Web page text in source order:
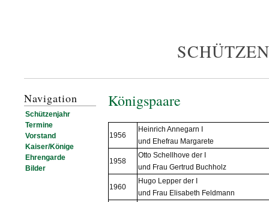
Königspaare
1956
Heinrich Annegarn I
und Ehefrau Margarete
1958
Otto Schellhove der I
und Frau Gertrud Buchholz
1960
Hugo Lepper der I
und Frau Elisabeth Feldmann
Navigation
Schützenjahr
Termine
Vorstand
Kaiser/Könige
Ehrengarde
Bilder